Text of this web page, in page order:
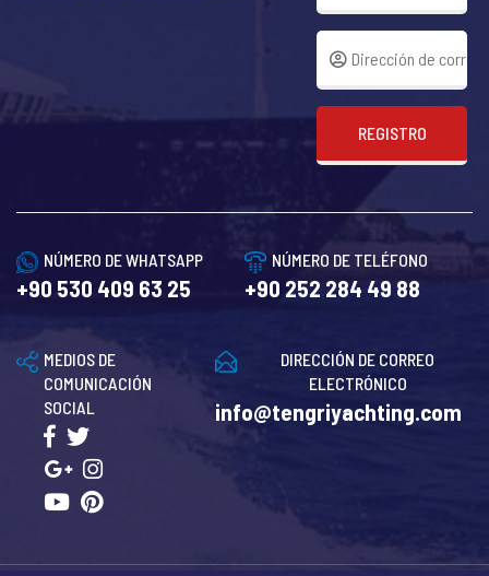
REGISTRO
NÚMERO DE WHATSAPP
+90 530 409 63 25
NÚMERO DE TELÉFONO
+90 252 284 49 88
DIRECCIÓN DE CORREO
ELECTRÓNICO
info@tengriyachting.com
MEDIOS DE
COMUNICACIÓN
SOCIAL